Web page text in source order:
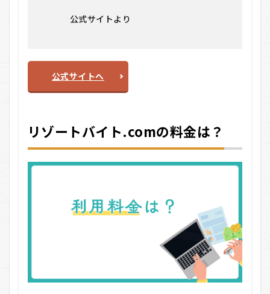
公式サイトより
公式サイトへ
リゾートバイト.comの料金は？